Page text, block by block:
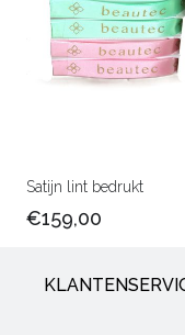
Satijn lint bedrukt
€159,00